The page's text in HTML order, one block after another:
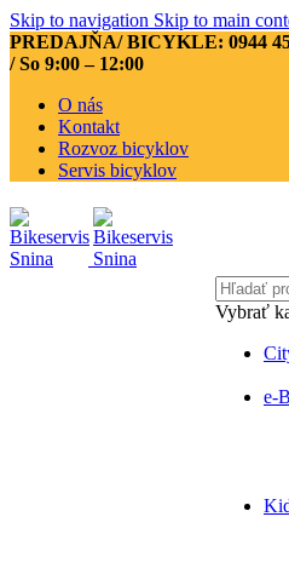
Skip to navigation Skip to main
PREDAJŇA/ BICYKLE: 0944
/ So 9:00 – 12:00
O nás
Kontakt
Rozvoz bicyklov
Servis bicyklov
Vybrať
e-